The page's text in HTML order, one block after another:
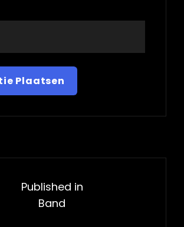
Published in
Band